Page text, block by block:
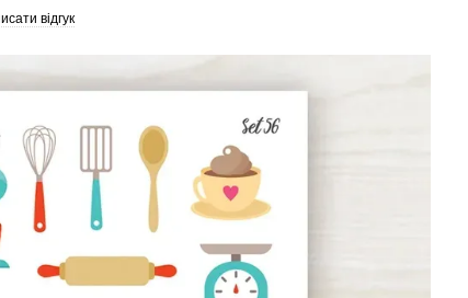
відгук